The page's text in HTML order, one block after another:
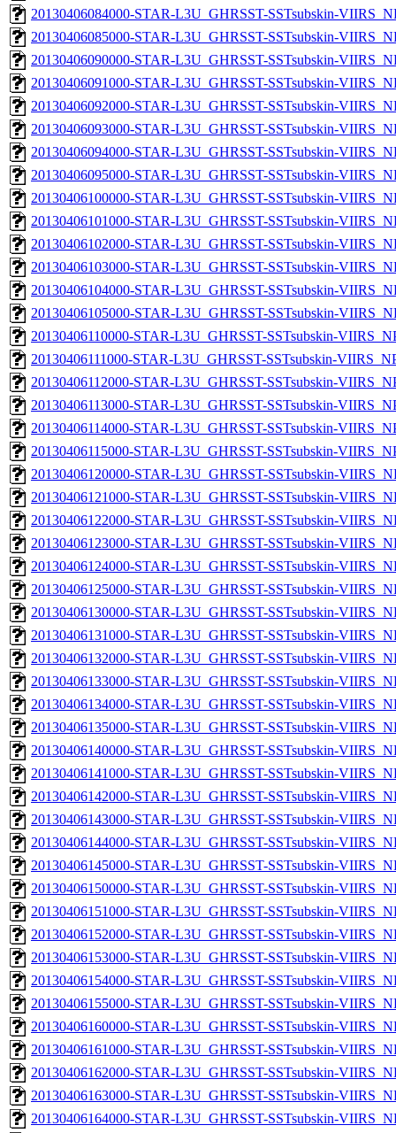
20130406084000-STAR-L3U_GHRSST-SSTsubskin-
20130406085000-STAR-L3U_GHRSST-SSTsubskin-
20130406090000-STAR-L3U_GHRSST-SSTsubskin-
20130406091000-STAR-L3U_GHRSST-SSTsubskin-
20130406092000-STAR-L3U_GHRSST-SSTsubskin-
20130406093000-STAR-L3U_GHRSST-SSTsubskin-
20130406094000-STAR-L3U_GHRSST-SSTsubskin-
20130406095000-STAR-L3U_GHRSST-SSTsubskin-
20130406100000-STAR-L3U_GHRSST-SSTsubskin-
20130406101000-STAR-L3U_GHRSST-SSTsubskin-
20130406102000-STAR-L3U_GHRSST-SSTsubskin-
20130406103000-STAR-L3U_GHRSST-SSTsubskin-
20130406104000-STAR-L3U_GHRSST-SSTsubskin-
20130406105000-STAR-L3U_GHRSST-SSTsubskin-
20130406110000-STAR-L3U_GHRSST-SSTsubskin-
20130406111000-STAR-L3U_GHRSST-SSTsubskin-
20130406112000-STAR-L3U_GHRSST-SSTsubskin-
20130406113000-STAR-L3U_GHRSST-SSTsubskin-
20130406114000-STAR-L3U_GHRSST-SSTsubskin-
20130406115000-STAR-L3U_GHRSST-SSTsubskin-
20130406120000-STAR-L3U_GHRSST-SSTsubskin-
20130406121000-STAR-L3U_GHRSST-SSTsubskin-
20130406122000-STAR-L3U_GHRSST-SSTsubskin-
20130406123000-STAR-L3U_GHRSST-SSTsubskin-
20130406124000-STAR-L3U_GHRSST-SSTsubskin-
20130406125000-STAR-L3U_GHRSST-SSTsubskin-
20130406130000-STAR-L3U_GHRSST-SSTsubskin-
20130406131000-STAR-L3U_GHRSST-SSTsubskin-
20130406132000-STAR-L3U_GHRSST-SSTsubskin-
20130406133000-STAR-L3U_GHRSST-SSTsubskin-
20130406134000-STAR-L3U_GHRSST-SSTsubskin-
20130406135000-STAR-L3U_GHRSST-SSTsubskin-
20130406140000-STAR-L3U_GHRSST-SSTsubskin-
20130406141000-STAR-L3U_GHRSST-SSTsubskin-
20130406142000-STAR-L3U_GHRSST-SSTsubskin-
20130406143000-STAR-L3U_GHRSST-SSTsubskin-
20130406144000-STAR-L3U_GHRSST-SSTsubskin-
20130406145000-STAR-L3U_GHRSST-SSTsubskin-
20130406150000-STAR-L3U_GHRSST-SSTsubskin-
20130406151000-STAR-L3U_GHRSST-SSTsubskin-
20130406152000-STAR-L3U_GHRSST-SSTsubskin-
20130406153000-STAR-L3U_GHRSST-SSTsubskin-
20130406154000-STAR-L3U_GHRSST-SSTsubskin-
20130406155000-STAR-L3U_GHRSST-SSTsubskin-
20130406160000-STAR-L3U_GHRSST-SSTsubskin-
20130406161000-STAR-L3U_GHRSST-SSTsubskin-
20130406162000-STAR-L3U_GHRSST-SSTsubskin-
20130406163000-STAR-L3U_GHRSST-SSTsubskin-
20130406164000-STAR-L3U_GHRSST-SSTsubskin-